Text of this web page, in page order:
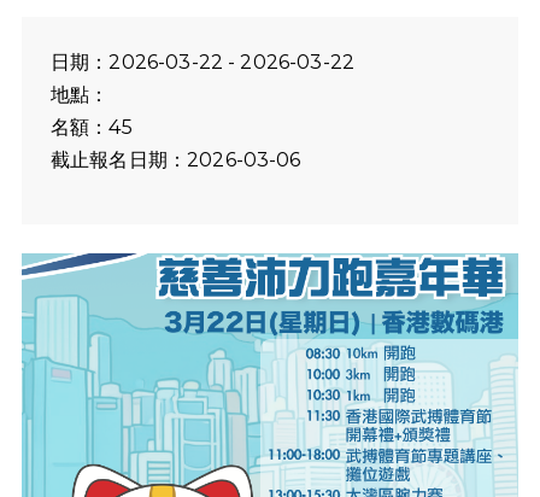
日期：2026-03-22 - 2026-03-22
地點：
名額：45
截止報名日期：2026-03-06